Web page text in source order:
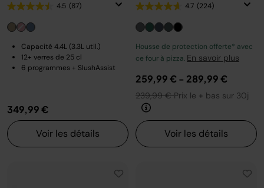
4.5 (87)
Capacité 4.4L (3.3L util.)
12+ verres de 25 cl
6 programmes + SlushAssist
349,99 €
Voir les détails
4.7 (224)
Housse de protection offerte* avec
ce four à pizza. En savoir plus
259,99 €- 289,99 €
239,99 €Prix le + bas sur 30j
Voir les détails